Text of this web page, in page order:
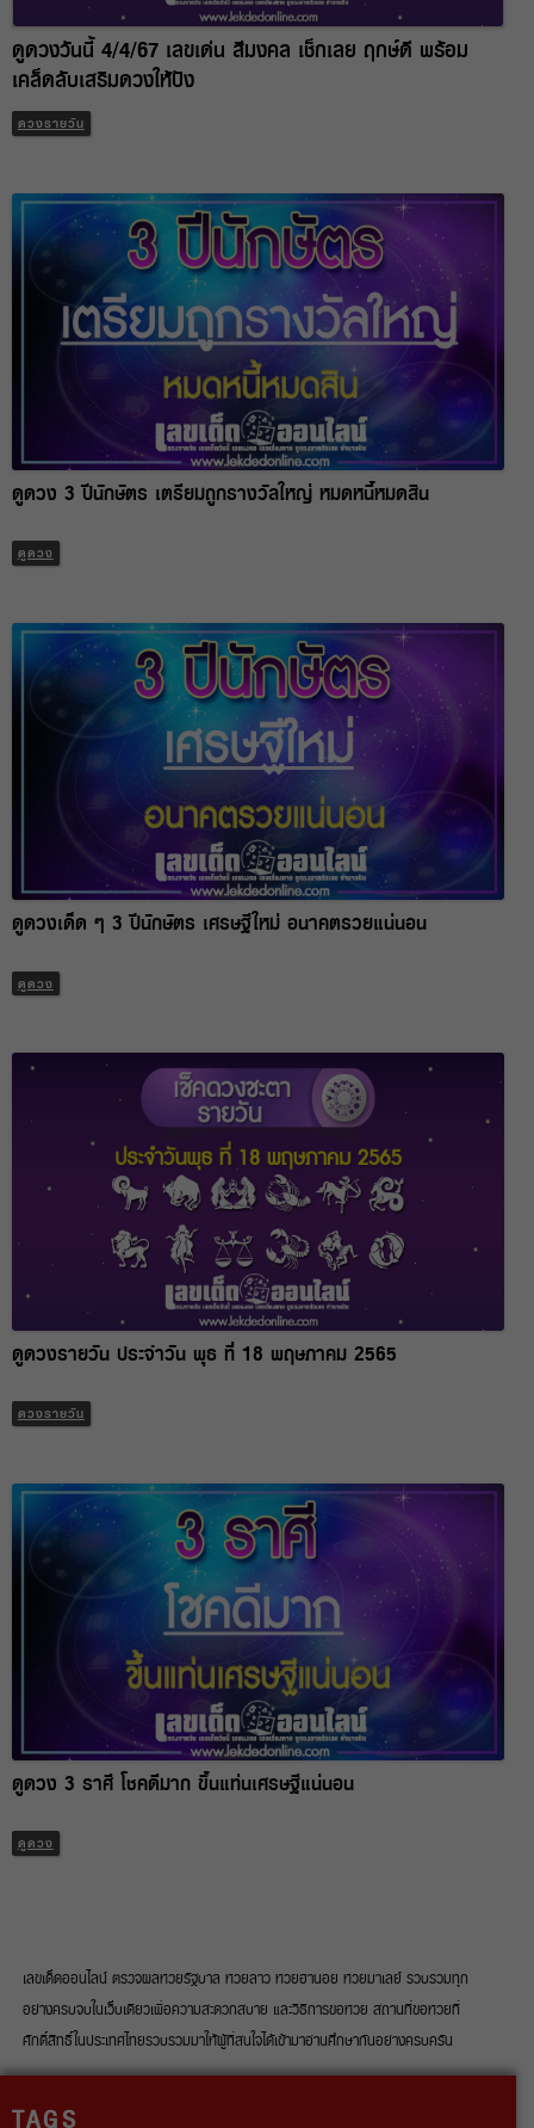
ดูดวงวันนี้ 4/4/67 เลขเด่น สีมงคล เช็กเลย ฤกษ์ดี พร้อม
เคล็ดลับเสริมดวงให้ปัง
ดวงรายวัน
ดูดวง 3 ปีนักษัตร เตรียมถูกรางวัลใหญ่ หมดหนี้หมดสิน
ดูดวง
ดูดวงเด็ด ๆ 3 ปีนักษัตร เศรษฐีใหม่ อนาคตรวยแน่นอน
ดูดวง
ดูดวงรายวัน ประจำวัน พุธ ที่ 18 พฤษภาคม 2565
ดวงรายวัน
ดูดวง 3 ราศี โชคดีมาก ขึ้นแท่นเศรษฐีแน่นอน
ดูดวง
เลขเด็ดออนไลน์ ตรวจผลหวยรัฐบาล หวยลาว หวยฮานอย หวยมาเลย์ รวบรวมทุก
อย่างครบจบในเว็บเดียวเพื่อความสะดวกสบาย และวิธีการขอหวย สถานที่ขอหวยที่
ศักดิ์สิทธิ์ในประเทศไทยรวบรวมมาให้ผู้ที่สนใจได้เข้ามาอ่านศึกษากันอย่างครบครัน
TAGS